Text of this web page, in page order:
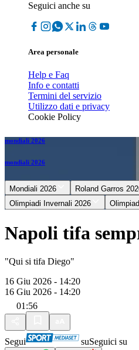
Seguici anche su
Area personale
Help e Faq
Info e contatti
Termini del servizio
Utilizzo dati e privacy
Cookie Policy
mondiali 2026
mondiali 2026
Mondiali 2026 Roland Garros
Olimpiadi Invernali 2026
Napoli tifa
"Qui si tifa Diego"
16 Giu 2026 - 14:20
16 Giu 2026 - 14:20
01:56
Segui suSeguici su